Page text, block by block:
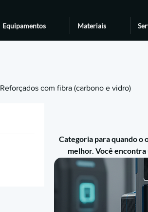
Equipamentos Materiais
Reforçados com fibra (carbono e vidro)
Categoria para quando
melhor. Você encontra
“prático” e versões